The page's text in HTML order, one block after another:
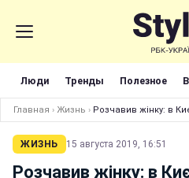
Люди Тренды Полезное
Главная › Жизнь › Розчавив жінку: в
ЖИЗНЬ 15 августа 2019, 16:51
Розчавив жінку: в